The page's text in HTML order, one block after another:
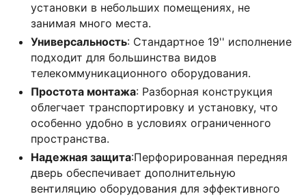
установки в небольших помещениях, не
занимая много места.
Универсальность: Стандартное 19'' исполнение
подходит для большинства видов
телекоммуникационного оборудования.
Простота монтажа: Разборная конструкция
облегчает транспортировку и установку, что
особенно удобно в условиях ограниченного
пространства.
Надежная защита:Перфорированная передняя
дверь обеспечивает дополнительную
вентиляцию оборудования для эффективного